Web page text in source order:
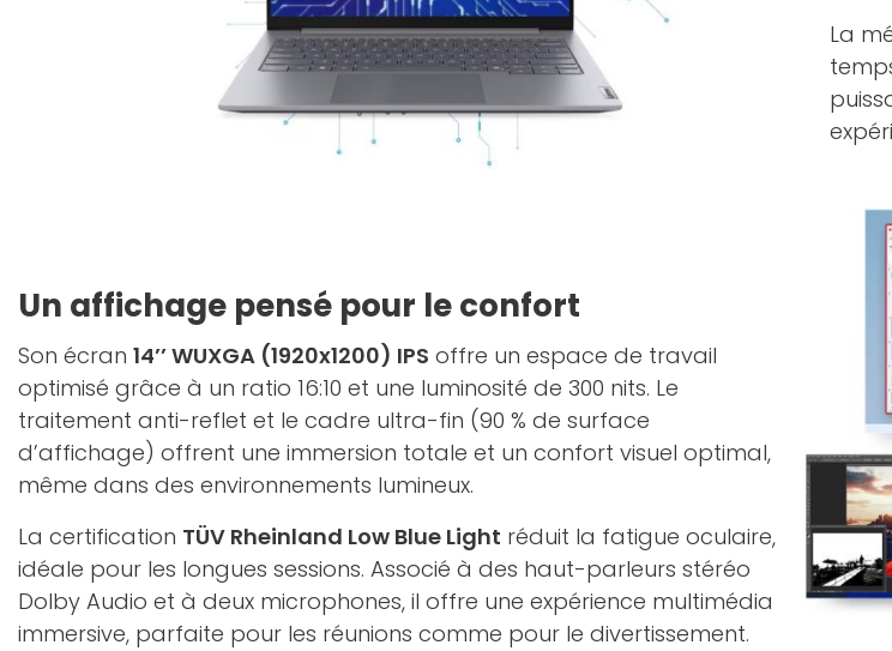
La
Un affichage pensé pour le confort
Son écran 14’’ WUXGA (1920x1200) IPS offre un espace de travail
optimisé grâce à un ratio 16:10 et une luminosité de 300 nits. Le
traitement anti-reflet et le cadre ultra-fin (90 % de surface
d’affichage) offrent une immersion totale et un confort visuel optimal,
même dans des environnements lumineux.
La certification TÜV Rheinland Low Blue Light réduit la fatigue oculaire,
idéale pour les longues sessions. Associé à des haut-parleurs stéréo
Dolby Audio et à deux microphones, il offre une expérience multimédia
immersive, parfaite pour les réunions comme pour le divertissement.